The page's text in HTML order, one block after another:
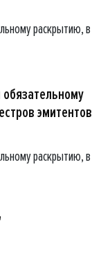
раскрытию, в
эмитентов
раскрытию, в